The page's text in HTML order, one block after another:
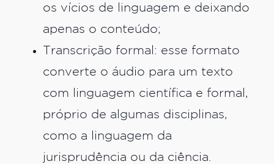
os vícios de linguagem e deixando
apenas o conteúdo;
Transcrição formal: esse formato
converte o áudio para um texto
com linguagem científica e formal,
próprio de algumas disciplinas,
como a linguagem da
jurisprudência ou da ciência.